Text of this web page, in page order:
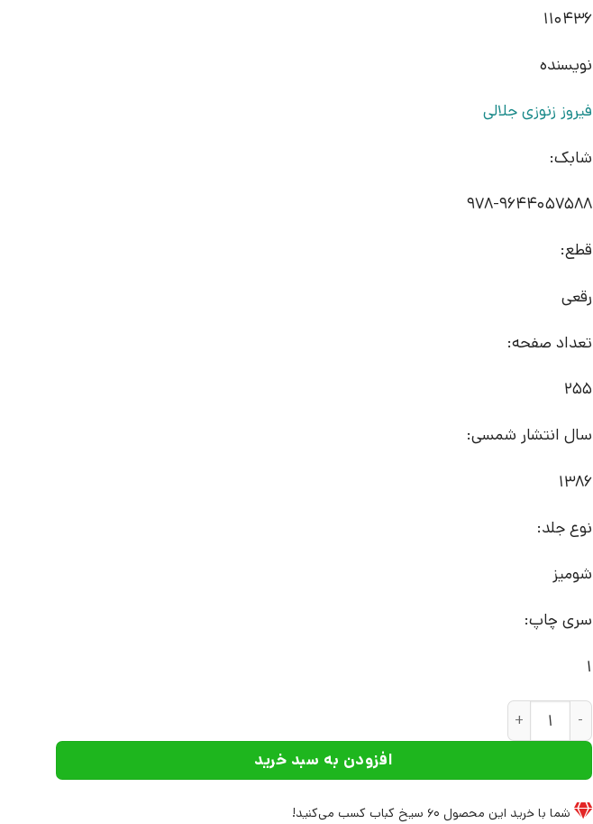
110436
نویسنده
فیروز زنوزی جلالی
شابک:
978-9644057588‬
قطع:
رقعی
تعداد صفحه:
255
سال انتشار شمسی:
1386
نوع جلد:
شومیز
سری چاپ:
1
کتاب سیاه بمبک | انتشارات علم عدد
افزودن به سبد خرید
شما با خرید این محصول 60 سیخ کباب کسب می‌کنید!